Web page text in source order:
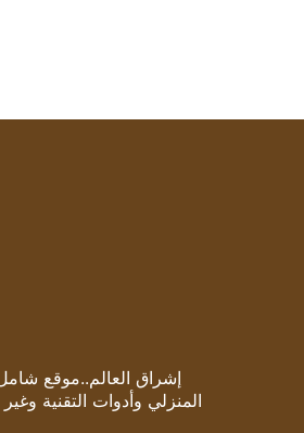
إشراق العالم..موقع شامل
المنزلي وأدوات التقنية